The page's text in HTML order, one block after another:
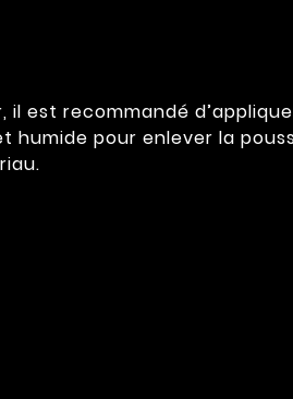
est recommandé
pour enlever la